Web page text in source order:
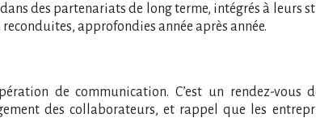
des partenariats de long terme, intégrés à leurs
approfondies année après année.
de communication. C​‌’est un rendez-
des collaborateurs, et rappel que les